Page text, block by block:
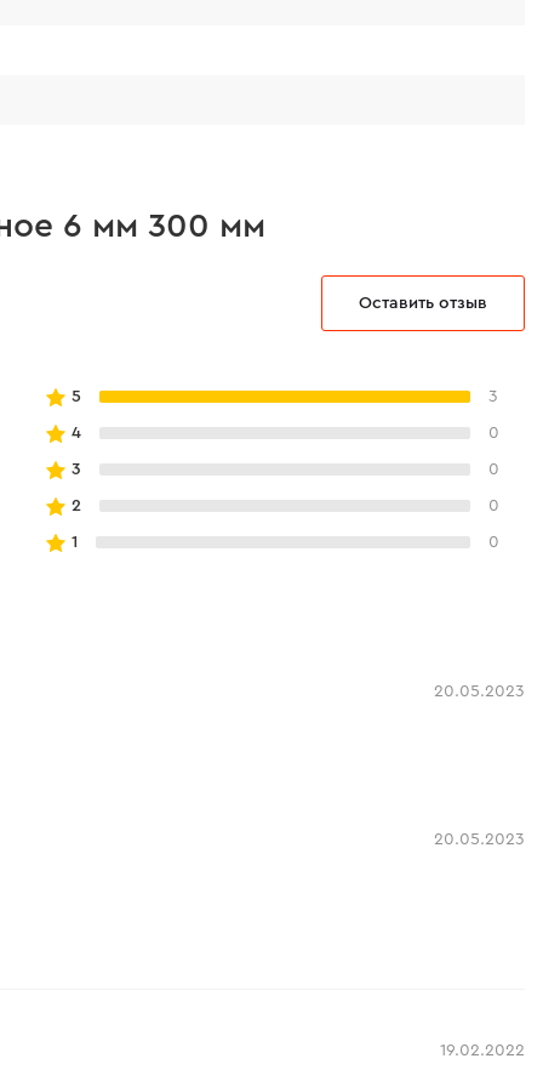
6 мм 300 мм
Оставить отзыв
5 3
4 0
3 0
2 0
1 0
20.05.2023
20.05.2023
19.02.2022